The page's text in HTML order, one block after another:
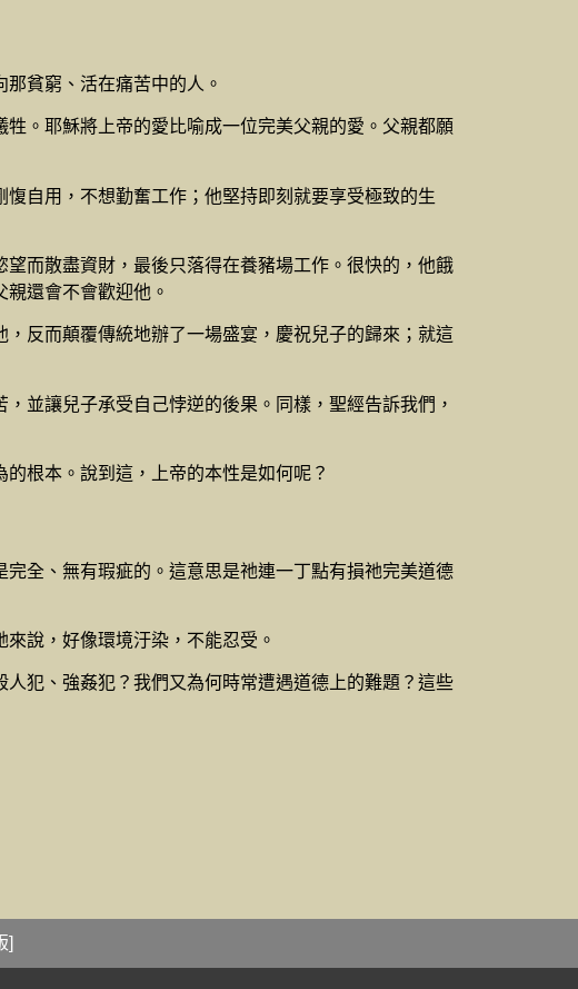
貧窮、活在痛苦中的人。
。耶穌將上帝的愛比喻成一位完美父親的愛。父親都願
自用，不想勤奮工作；他堅持即刻就要享受極致的生
而散盡資財，最後只落得在養豬場工作。很快的，他餓
還會不會歡迎他。
反而顛覆傳統地辦了一場盛宴，慶祝兒子的歸來；就這
並讓兒子承受自己悖逆的後果。同樣，聖經告訴我們，
根本。說到這，上帝的本性是如何呢？
全、無有瑕疵的。這意思是祂連一丁點有損祂完美道德
說，好像環境汙染，不能忍受。
犯、強姦犯？我們又為何時常遭遇道德上的難題？這些
]